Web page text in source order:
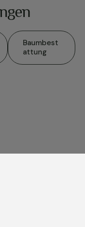
Baumbest
attung